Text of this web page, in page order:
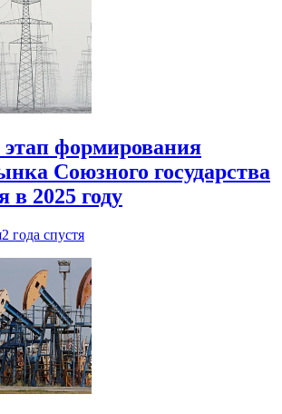
формирования
Союзного государства
в 2025 году
2 года спустя